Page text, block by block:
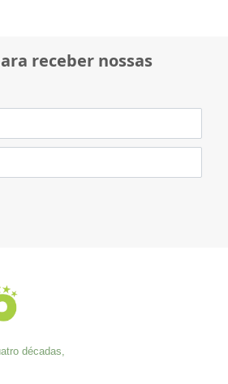
receber nossas
décadas,